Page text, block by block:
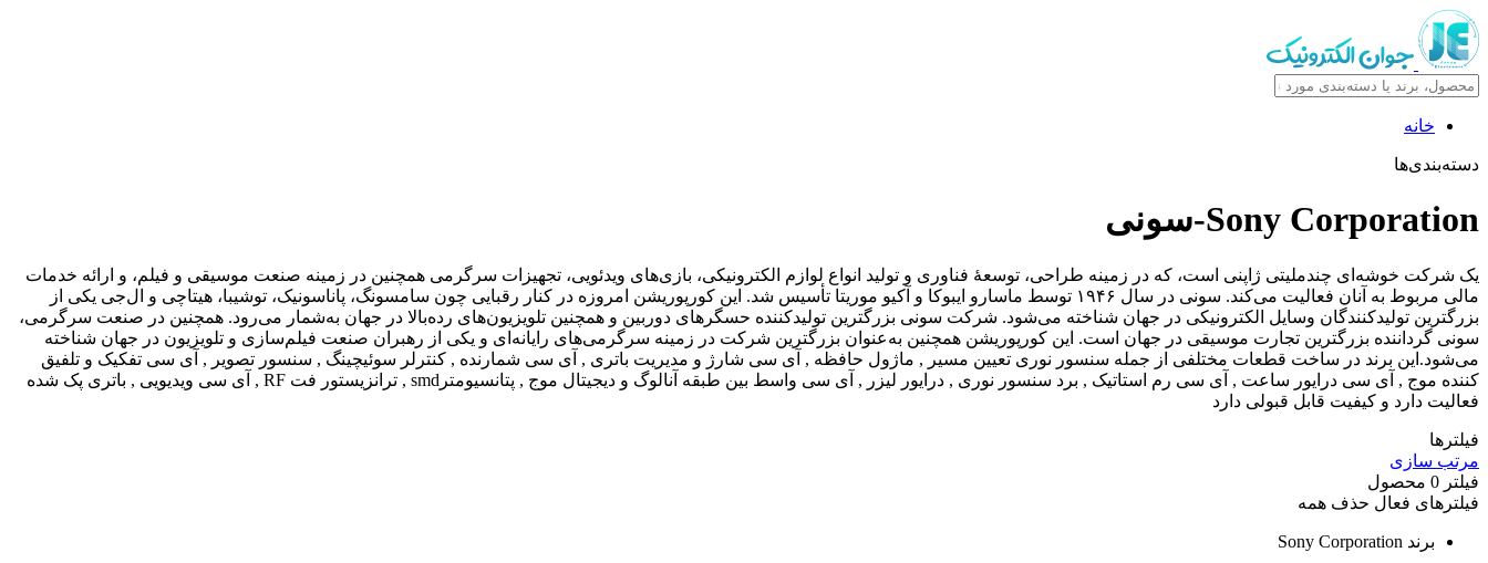
خانه
دسته‌بندی‌ها
Sony Corporation- سونی
یک شرکت خوشه‌ای چندملیتی ژاپنی است، که در زمینه طراحی، توسعهٔ فناوری و تولید انواع لوازم الکترونیکی، بازی‌های ویدئویی، تجهیزات سرگرمی همچنین در زمینه صنعت موسیقی و فیلم، و ارائه خدمات
مالی مربوط به آنان فعالیت می‌کند. سونی در سال ۱۹۴۶ توسط ماسارو ایبوکا و آکیو موریتا تأسیس شد. این کورپوریشن امروزه در کنار رقبایی چون سامسونگ، پاناسونیک، توشیبا، هیتاچی و ال‌جی یکی از
بزرگترین تولیدکنندگان وسایل الکترونیکی در جهان شناخته می‌شود. شرکت سونی بزرگترین تولیدکننده حسگرهای دوربین و همچنین تلویزیون‌های رده‌بالا در جهان به‌شمار می‌رود. همچنین در صنعت سرگرمی،
سونی گرداننده بزرگترین تجارت موسیقی در جهان است. این کورپوریشن همچنین به‌عنوان بزرگترین شرکت در زمینه سرگرمی‌های رایانه‌ای و یکی از رهبران صنعت فیلم‌سازی و تلویزیون در جهان شناخته
می‌شود.این برند در ساخت قطعات مختلفی از جمله سنسور نوری تعیین مسیر , ماژول حافظه , آی سی شارژ و مدیریت باتری , آی سی شمارنده , کنترلر سوئیچینگ , سنسور تصویر , آی سی تفکیک و تلفیق
کننده موج , آی سی درایور ساعت , آی سی رم استاتیک , برد سنسور نوری , درایور لیزر , آی سی واسط بین طبقه آنالوگ و دیجیتال موج , پتانسیومترsmd , ترانزیستور فت RF , آی سی ویدیویی , باتری پک شده
فعالیت دارد و کیفیت قابل قبولی دارد
فیلترها
مرتب سازی
فیلتر 0 محصول
فیلترهای فعال حذف همه
برند Sony Corporation